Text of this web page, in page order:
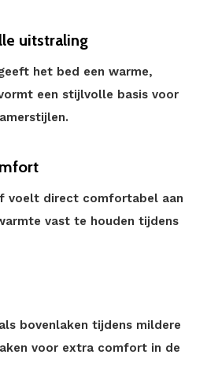
uitstraling
het bed een warme,
een stijlvolle basis voor
voelt direct comfortabel aan
vast te houden tijdens
bovenlaken tijdens mildere
voor extra comfort in de